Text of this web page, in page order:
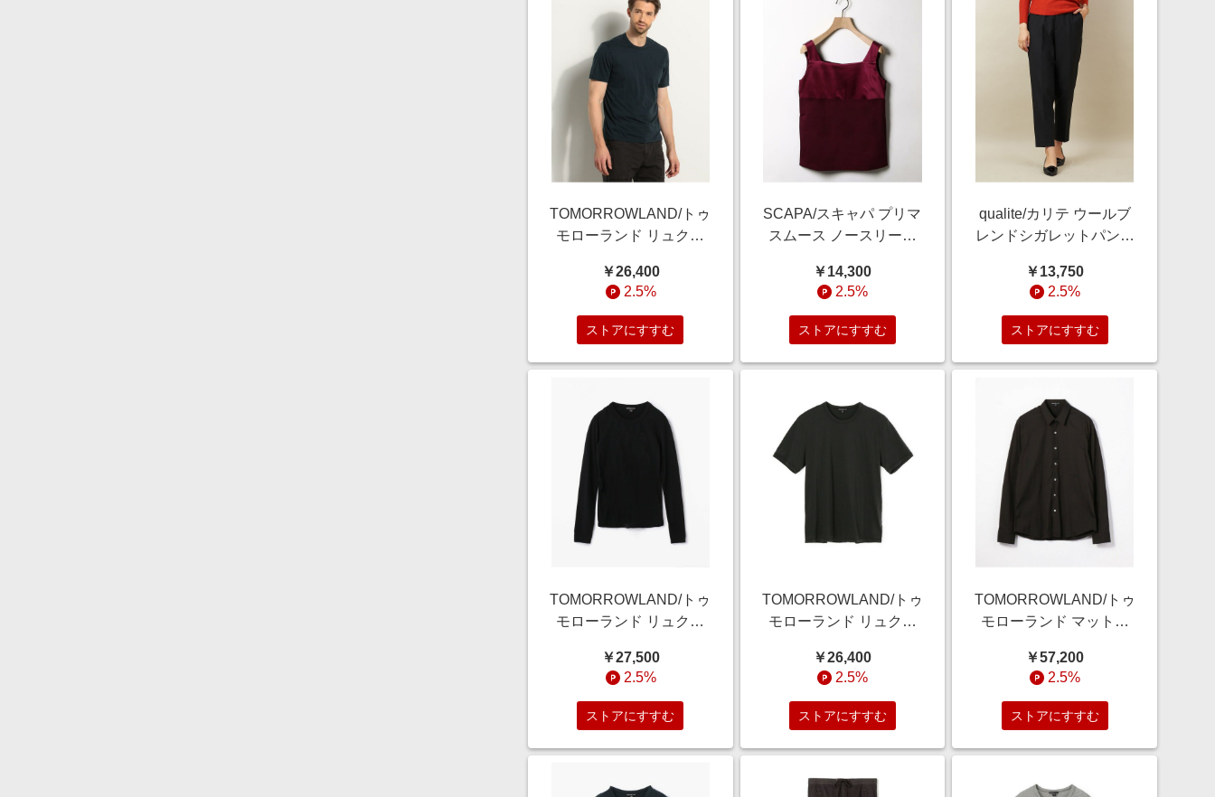
TOMORROWLAND/トゥ
モローランド リュクス
Tシャツ MELJ3199 68
ネイビー系 0(S)
￥26,400
2.5%
ストアにすすむ
SCAPA/スキャパ プリマ
スムース ノースリーブ
￥14,300
2.5%
ストアにすすむ
qualite/カリテ ウールブ
レンドシガレットパンツ
￥13,750
2.5%
ストアにすすむ
TOMORROWLAND/トゥ
モローランド リュクス
クプルオーバー
WELJ3296 19 ブラック
1(M)
￥27,500
2.5%
ストアにすすむ
TOMORROWLAND/トゥ
モローランド リュクス
Tシャツ MELJ3199 18
チャコールグレー 0(S)
￥26,400
2.5%
ストアにすすむ
TOMORROWLAND/トゥ
モローランド マットス
ツ MCJ3802 19 ブラッ
ク 2(L)
￥57,200
2.5%
ストアにすすむ